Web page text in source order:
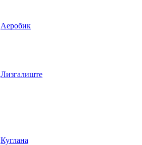
Аеробик
Лизгалиште
Куглана